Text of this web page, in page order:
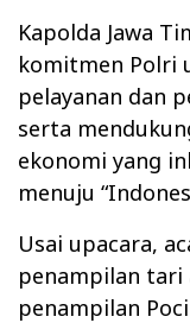
Kapolda Jawa
komitmen Polri
pelayanan dan
serta
ekonomi yang
menuju
Usai upacara,
penampilan tari
penampilan